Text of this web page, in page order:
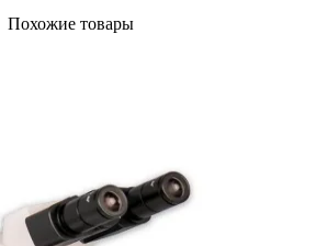
Похожие товары